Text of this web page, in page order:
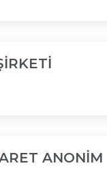
ANONİM